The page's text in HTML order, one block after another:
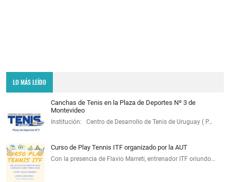
LO MÁS LEÍDO
Canchas de Tenis en la Plaza de Deportes Nº 3 de
Montevideo
Institución: Centro de Desarrollo de Tenis de Uruguay ( P…
Curso de Play Tennis ITF organizado por la AUT
Con la presencia de Flavio Marreti, entrenador ITF oriundo…